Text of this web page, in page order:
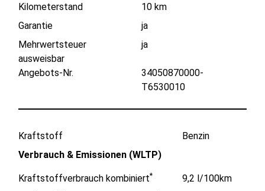
Kilometerstand
10 km
Garantie
ja
Mehrwertsteuer
ausweisbar
ja
Angebots-Nr.
34050870000-
T6530010
Kraftstoff
Benzin
Verbrauch & Emissionen (WLTP)
Kraftstoffverbrauch kombiniert*
9,2 l/100km